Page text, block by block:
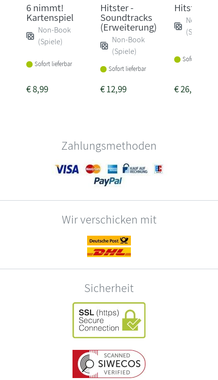
6 nimmt!
Kartenspiel
Non-Book
(Spiele)
Sofort lieferbar
€8,99
Hitster -
Soundtracks
(Erweiterung)
Non-Book
(Spiele)
Sofort lieferbar
€12,99
Hitster
Non-
(Spiele)
Sofort
€26,99
Zahlungsmethoden
Wir verschicken mit
Sicherheit